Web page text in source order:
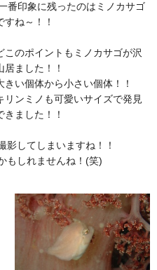
番印象に残ったのはミノカサゴ
すね～！！
このポイントもミノカサゴが沢
居ました！！
きい個体から小さい個体！！
リンミノも可愛いサイズで発見
きました！！
影してしまいますね！！
もしれませんね！(笑)